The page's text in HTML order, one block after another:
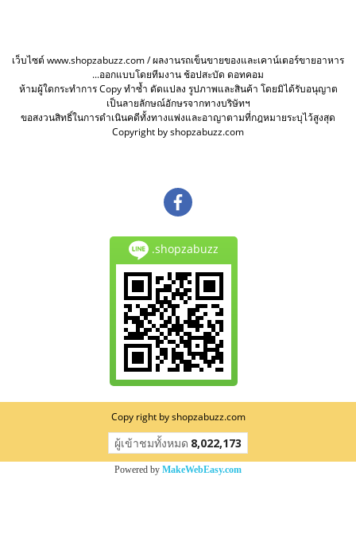
เว็บไซต์ www.shopzabuzz.com / ผลงานรถเข็นขายของและเคาน์เตอร์ขายอาหาร
...ออกแบบโดยทีมงาน ช้อปสะบัด ดอทคอม
ห้ามผู้ใดกระทำการ Copy ทำซ้ำ ดัดแปลง รูปภาพและสินค้า โดยมิได้รับอนุญาต
เป็นลายลักษณ์อักษรจากทางบริษัทฯ
ขอสงวนสิทธิ์ในการดำเนินคดีทั้งทางแพ่งและอาญาตามที่กฎหมายระบุไว้สูงสุด
Copyright by shopzabuzz.com
.shopzabuzz
Copy right by shopzabuzz.com
ผู้เข้าชมวันนี้ 826
Powered by MakeWebEasy.com